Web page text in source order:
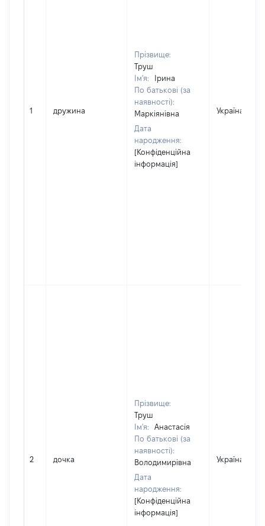
1 дружина
Прізвище:
Труш
Ім'я:
Ірина
По батькові (за
наявності):
Маркіянівна
Дата
народження:
[Конфіденційна
інформація]
Україна
2 дочка
Прізвище:
Труш
Ім'я:
Анастасія
По батькові (за
наявності):
Володимирівна
Дата
народження:
[Конфіденційна
інформація]
Україна